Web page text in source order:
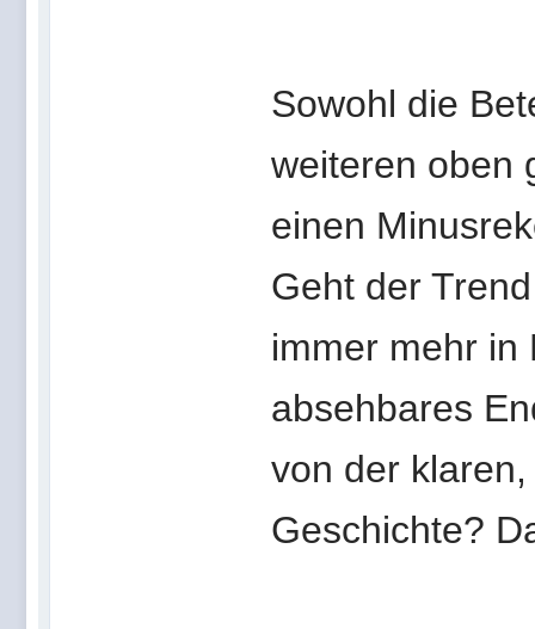
Sowohl die
weiteren oben
einen
Geht der
immer mehr in
absehbares
von der
Geschichte?